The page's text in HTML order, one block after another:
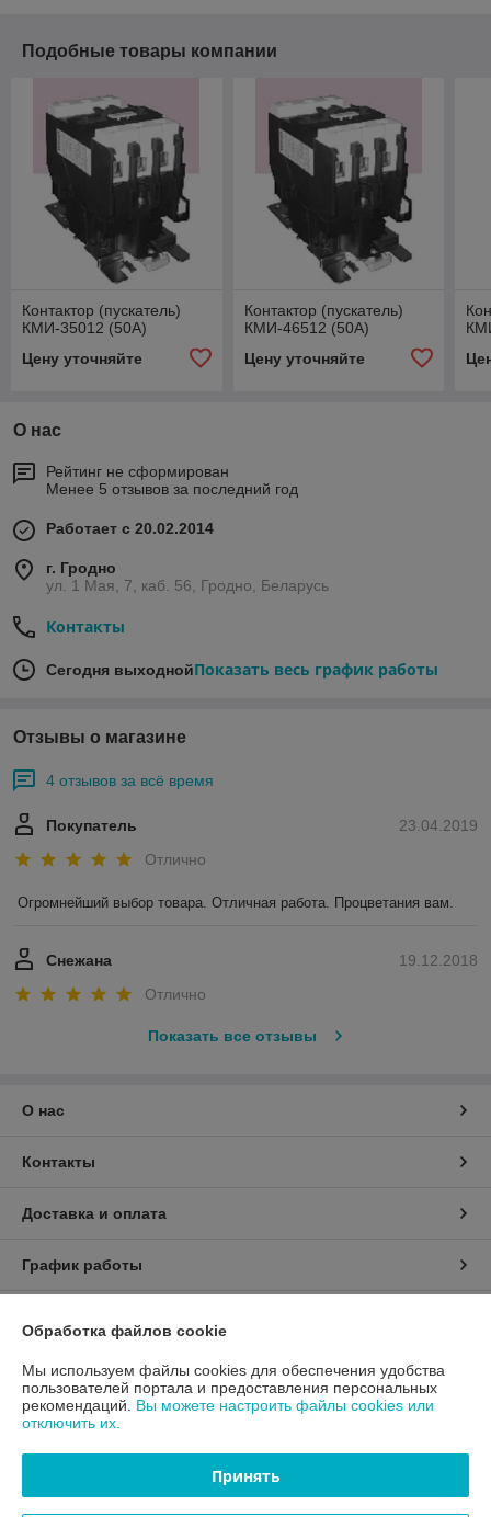
Подобные товары компании
Контактор (пускатель)
КМИ-35012 (50А)
Цену уточняйте
Контактор (пускатель)
КМИ-46512 (50А)
Цену уточняйте
О нас
Рейтинг не сформирован
Менее 5 отзывов за последний год
Работает с 20.02.2014
г. Гродно
ул. 1 Мая, 7, каб. 56, Гродно, Беларусь
Контакты
Сегодня выходнойПоказать весь график работы
Отзывы о магазине
4 отзывов за всё время
23.04.2019
Покупатель
Отлично
Огромнейший выбор товара. Отличная работа. Процветания вам.
19.12.2018
Снежана
Отлично
Показать все отзывы
О нас
Контакты
Доставка и оплата
График работы
Политика обработки cookies
Сайт создан на платформе Deal.by
Обработка файлов cookie
Мы используем файлы cookies для обеспечения удобства
пользователей портала и предоставления персональных
рекомендаций. Вы можете настроить файлы cookies или
отключить их.
Принять